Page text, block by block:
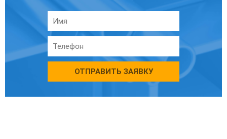
ОТПРАВИТЬ ЗАЯВКУ